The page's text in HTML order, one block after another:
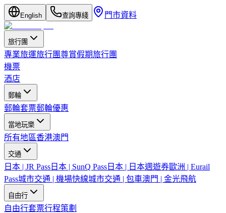
English 查詢專綫 門市資料
旅行團
專業旅運旅行團尊賞假期旅行團
機票
酒店
郵輪
郵輪套票郵輪優惠
當地玩樂
所有地區香港澳門
交通
日本 | JR Pass 日本 | SunQ Pass 日本 | 日本週遊券歐洲 | Eurail
Pass城市交通 | 機場快線城市交通 | 包車澳門 | 金光飛航
自由行
自由行套票行程策劃